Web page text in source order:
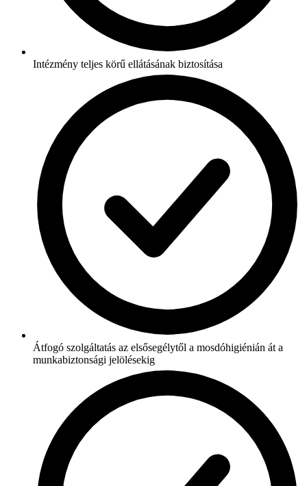
Intézmény teljes körű ellátásának biztosítása
Átfogó szolgáltatás az elsősegélytől a mosdóhigiénián át a
munkabiztonsági jelölésekig